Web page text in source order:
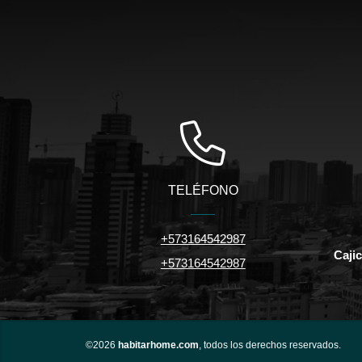
TELÉFONO
+573164542987
+573164542987
©2026 habitarhome.com , todos los derechos reservados.